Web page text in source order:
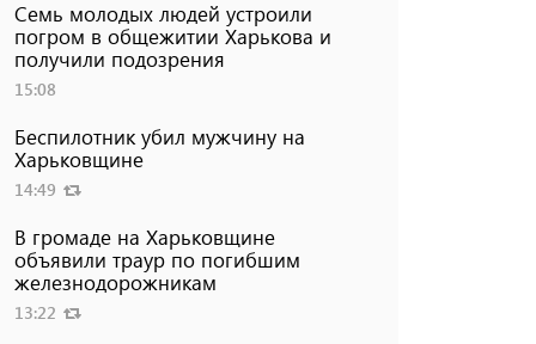
Семь молодых людей устроили
погром в общежитии Харькова и
получили подозрения
15:08
Беспилотник убил мужчину на
Харьковщине
14:49
В громаде на Харьковщине
объявили траур по погибшим
железнодорожникам
13:22